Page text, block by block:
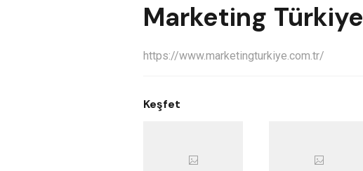
Marketing Türkiye
https://www.marketingturkiye.com.tr/
Keşfet